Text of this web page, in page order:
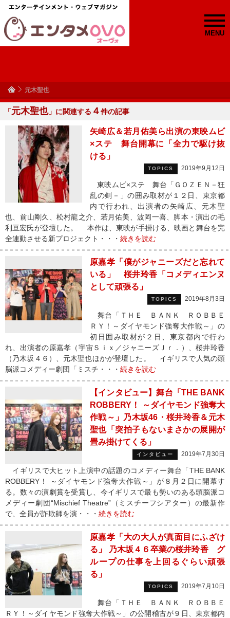
MENU
元木聖也
「元木聖也」に関連する ４件の記事
矢崎広＆若月佑美ら出演の東映ムビ
×ステ 舞台開幕に「全力で駆け抜
ける」
TOPICS 2019年9月12日
東映ムビ×ステ 舞台「ＧＯＺＥＮ－狂
乱の剣－」の囲み取材が１２日、東京都
内で行われ、出演者の矢崎広、元木聖
也、前山剛久、松村龍之介、若月佑美、波岡一喜、脚本・演出の毛
利亘宏氏が登壇した。 本作は、東映が手掛ける、映画と舞台を完
全連動させる新プロジェクト・・・ 続きを読む
原嘉孝「僕がジャニーズだと忘れて
いる」 桜井玲香「コメディエンヌ
として頑張る」
TOPICS 2019年8月3日
舞台「ＴＨＥ ＢＡＮＫ ＲＯＢＢＥ
ＲＹ！～ダイヤモンド強奪大作戦～」の
初日囲み取材が２日、東京都内で行わ
れ、出演者の原嘉孝（宇宙Ｓｉｘ／ジャニーズＪｒ．）、桜井玲香
（乃木坂４６）、元木聖也ほかが登壇した。 イギリスで人気の頭
脳派コメディー劇団「ミスチ・・・ 続きを読む
【インタビュー】舞台「THE BANK
ROBBERY！ ～ダイヤモンド強奪大
作戦～」乃木坂46・桜井玲香＆元木
聖也「突拍子もないまさかの展開が
畳み掛けてくる」
インタビュー 2019年7月30日
イギリスで大ヒット上演中の話題のコメディー舞台「THE BANK
ROBBERY！ ～ダイヤモンド強奪大作戦～」が８月２日に開幕す
る。数々の演劇賞を受賞し、今イギリスで最も勢いのある頭脳派コ
メディー劇団“Mischief Theatre”（ミスチーフシアター）の最新作
で、全員が詐欺師を演・・・ 続きを読む
原嘉孝「大の大人が真面目にふざけ
る」 乃木坂４６卒業の桜井玲香 グ
ループの仕事を上回るぐらい頑張
る」
TOPICS 2019年7月10日
舞台「ＴＨＥ ＢＡＮＫ ＲＯＢＢＥ
ＲＹ！～ダイヤモンド強奪大作戦～」の公開稽古が９日、東京都内